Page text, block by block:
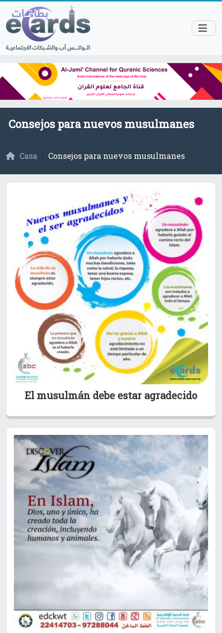
Consejos para nuevos musulmanes
Casa Consejos para nuevos musulmanes
El musulmán debe estar agradecido